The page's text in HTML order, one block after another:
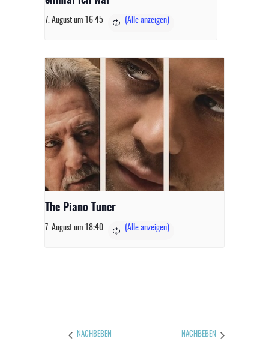
7. August um 16:45
The Piano Tuner
7. August um 18:40
NACHBEBEN NACHBEBEN